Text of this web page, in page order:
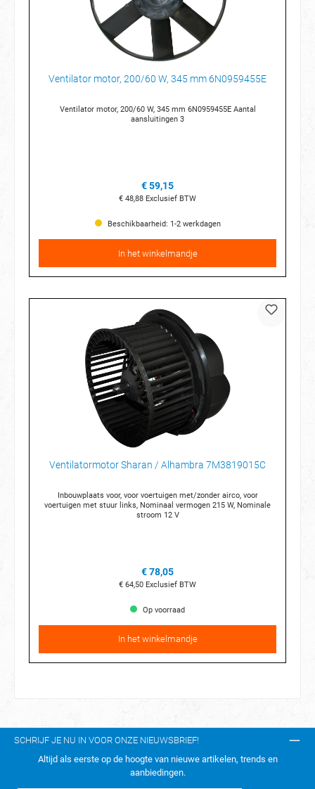
Ventilator motor, 200/60 W, 345 mm 6N0959455E
Ventilator motor, 200/60 W, 345 mm 6N0959455E Aantal
aansluitingen 3
€ 59,15
€ 48,88 Exclusief BTW
Beschikbaarheid: 1-2 werkdagen
In het winkelmandje
Ventilatormotor Sharan / Alhambra 7M3819015C
Inbouwplaats voor, voor voertuigen met/zonder airco, voor
voertuigen met stuur links, Nominaal vermogen 215 W, Nominale
stroom 12 V
€ 78,05
€ 64,50 Exclusief BTW
Op voorraad
In het winkelmandje
SCHRIJF JE NU IN VOOR ONZE NIEUWSBRIEF!
Altijd als eerste op de hoogte van nieuwe artikelen, trends en
aanbiedingen.